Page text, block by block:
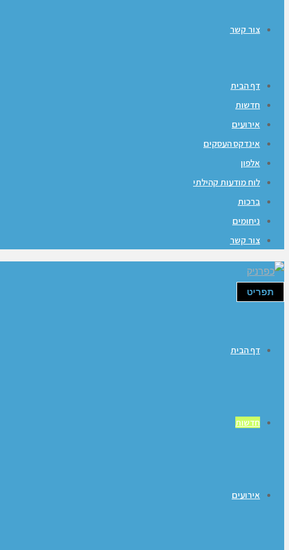
צור קשר
דף הבית
חדשות
אירועים
אינדקס העסקים
אלפון
לוח מודעות קהילתי
ברכות
ניחומים
צור קשר
תפריט
דף הבית
חדשות
אירועים